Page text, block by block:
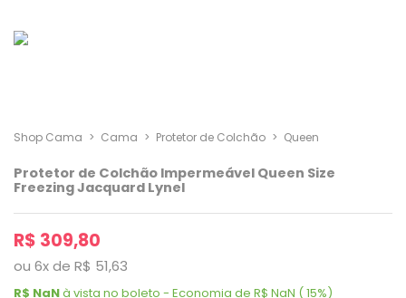
Shop Cama > Cama > Protetor de Colchão > Queen
Protetor de Colchão Impermeável Queen Size
Freezing Jacquard Lynel
R$ 309,80
ou 6xde R$ 51,63
R$ NaNà vista no boleto - Economia de R$ NaN ( 15%)